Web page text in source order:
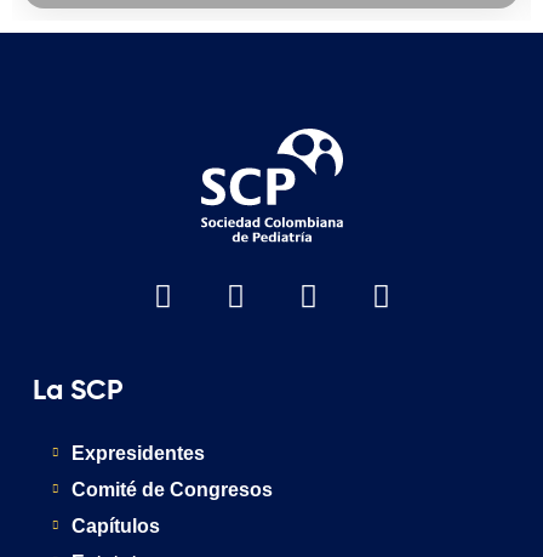
La SCP
Expresidentes
Comité de Congresos
Capítulos